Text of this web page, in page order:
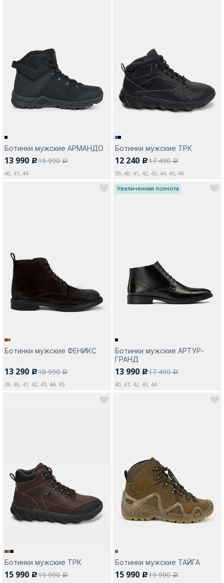
Ботинки мужские АРМАНДО
13 990 c19 990a
40, 41, 44
Ботинки мужские ТРК
12 240 c17 490a
39, 40, 41, 42, 43, 44, 45, 46
Ботинки мужские ФЕНИКС
13 290 c18 990a
39, 40, 41, 42, 43, 44, 45
Увеличенная полнота
Ботинки мужские АРТУР-
ГРАНД
13 990 c17 490a
40, 41, 42, 43, 44
Ботинки мужские ТРК
15 990 c19 990a
Ботинки мужские ТАЙГА
15 990 c19 990a